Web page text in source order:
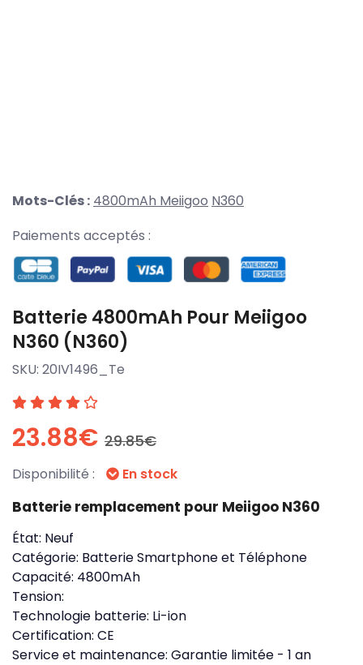
Mots-Clés : 4800mAh Meiigoo N360
Paiements acceptés :
Batterie 4800mAh Pour Meiigoo
N360 (N360)
SKU: 20IV1496_Te
23.88€ 29.85€
Disponibilité : En stock
Batterie remplacement pour Meiigoo N360
État: Neuf
Catégorie: Batterie Smartphone et Téléphone
Capacité: 4800mAh
Tension:
Technologie batterie: Li-ion
Certification: CE
Service et maintenance: Garantie limitée - 1 an